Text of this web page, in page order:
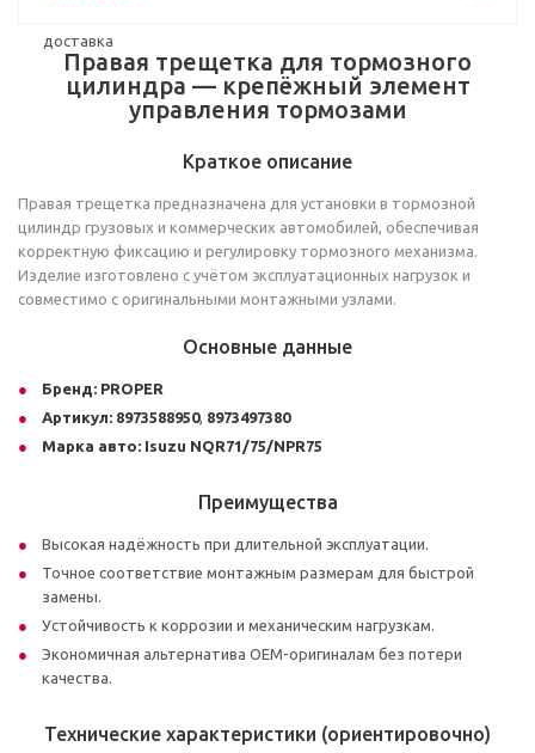
Правая трещетка для тормозного
цилиндра — крепёжный элемент
управления тормозами
Краткое описание
Правая трещетка предназначена для установки в тормозной
цилиндр грузовых и коммерческих автомобилей, обеспечивая
корректную фиксацию и регулировку тормозного механизма.
Изделие изготовлено с учётом эксплуатационных нагрузок и
совместимо с оригинальными монтажными узлами.
Основные данные
Бренд: PROPER
Артикул: 8973588950, 8973497380
Марка авто: Isuzu NQR71/75/NPR75
Преимущества
Высокая надёжность при длительной эксплуатации.
Точное соответствие монтажным размерам для быстрой
замены.
Устойчивость к коррозии и механическим нагрузкам.
Экономичная альтернатива OEM-оригиналам без потери
качества.
Технические характеристики (ориентировочно)